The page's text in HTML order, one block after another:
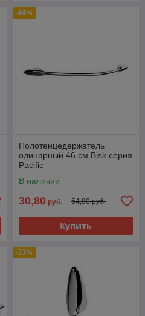
-44%
Полотенцедержатель
одинарный 46 см Bisk серия
Pacific
В наличии
30,80 руб. 54,80 руб.
Купить
-33%